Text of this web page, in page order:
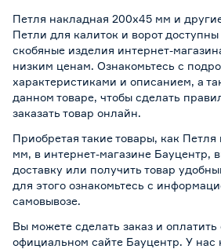
Петля накладная 200х45 мм и
Петли для калиток и ворот
скобяные изделия интернет-
низким ценам. Ознакомьтесь с
характеристиками и описанием, а
данном товаре, чтобы сделать
заказать товар онлайн.
Приобретая такие товары, как
мм, в интернет-магазине Бауцентр,
доставку или получить товар
для этого ознакомьтесь с
самовывозе.
Вы можете сделать заказ и оплатить
официальном сайте Бауцентр. У нас